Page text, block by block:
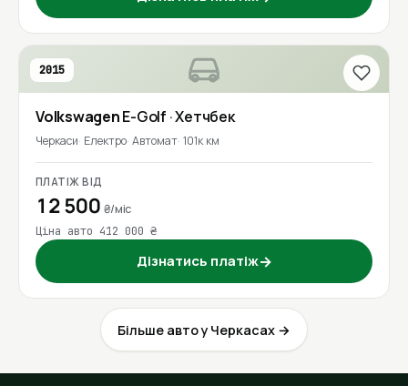
2015
VolkswagenE-Golf · Хетчбек
Черкаси Електро Автомат 101к км
ПЛАТІЖ ВІД
12 500 ₴/міс
Ціна авто 412 000 ₴
Дізнатись платіж→
Більше авто у Черкасах →